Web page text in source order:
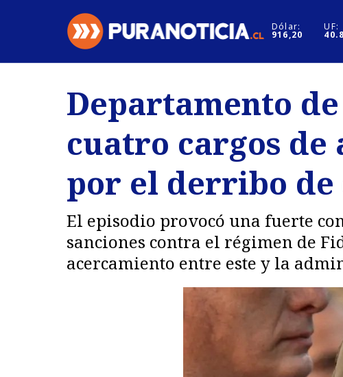
Dólar:
916,20
UF:
Regiones
Deportes
Internacional
Motores
Departamento
cuatro cargos de
por el derribo de
El episodio provocó una fuerte
sanciones contra el régimen de
acercamiento entre este y la